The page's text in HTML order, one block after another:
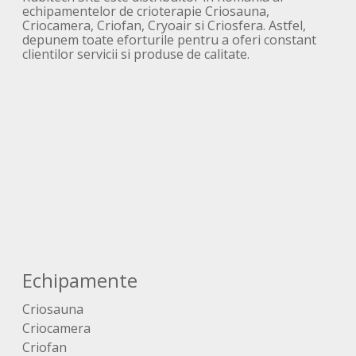
echipamentelor de crioterapie Criosauna,
Criocamera, Criofan, Cryoair si Criosfera. Astfel,
depunem toate eforturile pentru a oferi constant
clientilor servicii si produse de calitate.
Echipamente
Criosauna
Criocamera
Criofan